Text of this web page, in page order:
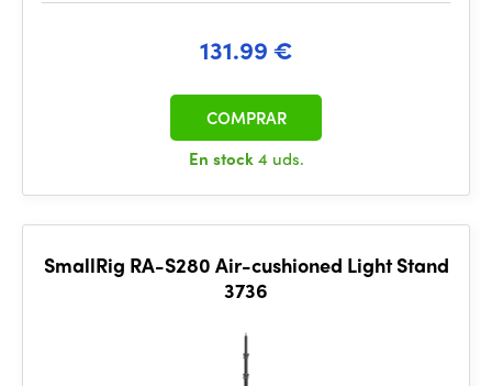
131.99 €
En stock4 uds.
COMPRAR
SmallRig RA-S280 Air-cushioned Light Stand
3736